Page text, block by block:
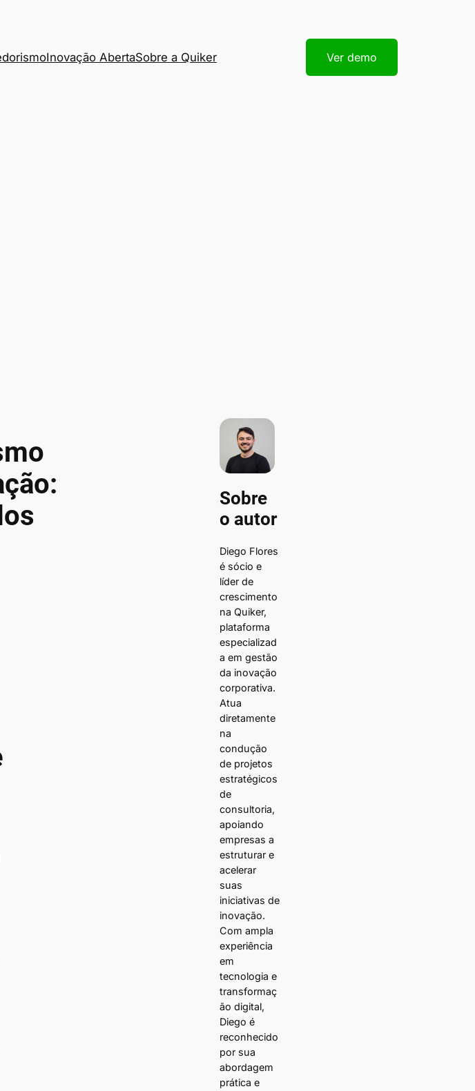
Inovação AbertaSobre a Quiker Ver demo
Sobre
o autor
Diego Flores
é sócio e
líder de
crescimento
na Quiker,
plataforma
especializad
a em gestão
da inovação
corporativa.
Atua
diretamente
na
condução
de projetos
estratégicos
de
consultoria,
apoiando
empresas a
estruturar e
acelerar
suas
iniciativas de
inovação.
Com ampla
experiência
em
tecnologia e
transformaç
ão digital,
Diego é
reconhecido
por sua
abordagem
prática e